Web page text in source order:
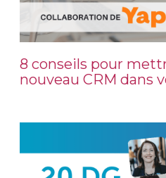
8 conseils pour
nouveau CRM dans